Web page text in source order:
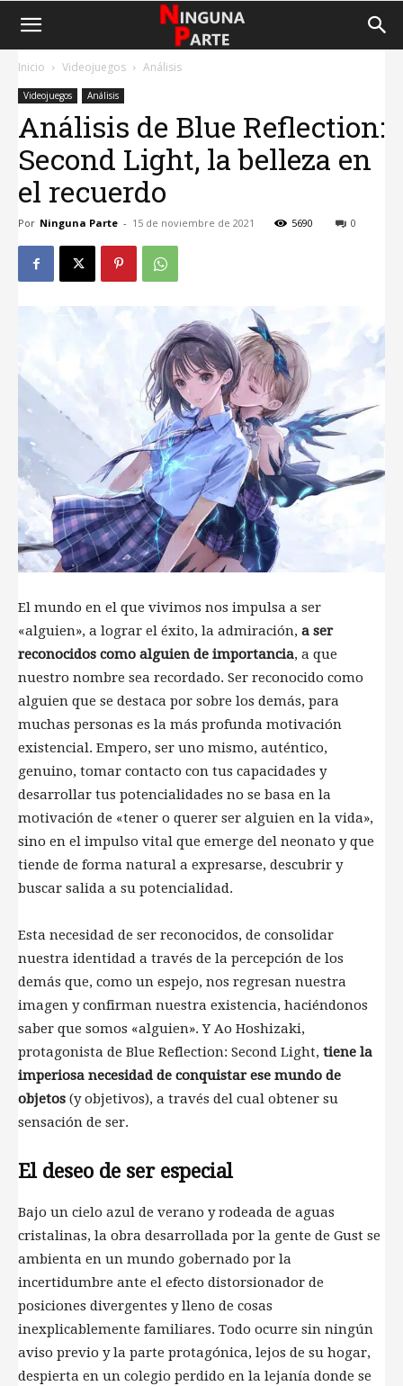
Inicio Videojuegos Análisis
Videojuegos Análisis
Análisis de Blue Reflection:
Second Light, la belleza en
el recuerdo
Por Ninguna Parte - 15 de noviembre de 2021 5690 0
El mundo en el que vivimos nos impulsa a ser
«alguien», a lograr el éxito, la admiración, a ser
reconocidos como alguien de importancia, a que
nuestro nombre sea recordado. Ser reconocido como
alguien que se destaca por sobre los demás, para
muchas personas es la más profunda motivación
existencial. Empero, ser uno mismo, auténtico,
genuino, tomar contacto con tus capacidades y
desarrollar tus potencialidades no se basa en la
motivación de «tener o querer ser alguien en la vida»,
sino en el impulso vital que emerge del neonato y que
tiende de forma natural a expresarse, descubrir y
buscar salida a su potencialidad.
Esta necesidad de ser reconocidos, de consolidar
nuestra identidad a través de la percepción de los
demás que, como un espejo, nos regresan nuestra
imagen y confirman nuestra existencia, haciéndonos
saber que somos «alguien». Y Ao Hoshizaki,
protagonista de Blue Reflection: Second Light, tiene la
imperiosa necesidad de conquistar ese mundo de
objetos (y objetivos), a través del cual obtener su
sensación de ser.
El deseo de ser especial
Bajo un cielo azul de verano y rodeada de aguas
cristalinas, la obra desarrollada por la gente de Gust se
ambienta en un mundo gobernado por la
incertidumbre ante el efecto distorsionador de
posiciones divergentes y lleno de cosas
inexplicablemente familiares. Todo ocurre sin ningún
aviso previo y la parte protagónica, lejos de su hogar,
despierta en un colegio perdido en la lejanía donde se